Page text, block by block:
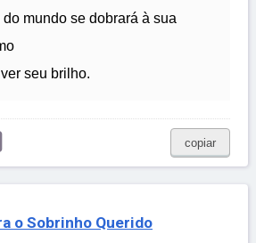
do mundo se dobrará à sua
seu brilho.
copiar
o Sobrinho Querido